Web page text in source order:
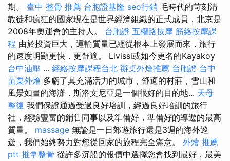
期。 臺中 整骨 推薦 台胞證基隆 seo行銷 毛時代的苛刻清
教徒和瘋狂的國家現在是世界經濟組織的正式成員，北京是
2008年奧運會的主持人。 台胞證 五權路按摩 筋絡按摩課
程 由於投資巨大，運輸質量已經從根本上發展而來，旅行
的速度明顯更快，更舒適。 Livissi或如今更名的Kayakoy
台中油壓 ... 經絡按摩課程台北 辦桌外燴推薦 台胞證 台中
苗栗外燴 多虧了其充滿活力的城市，舒適的村莊，雪山和
風景如畫的海灘，斯洛文尼亞是一個很好的目的地... 天母
整復 我們保證通過受過良好培訓，經過良好培訓的旅行
社，經驗豐富的銷售同事以及準備好，準備好的導遊的最高
質量。 massage 無論是一日郊遊旅行還是3週的海外巡
遊，我們始終努力對您從回家的旅程完全滿意。 外燴 推薦
ptt 推拿整骨 從許多沉船的報價中選擇您會找到最好，最美